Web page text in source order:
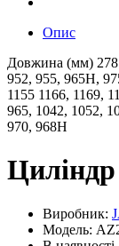
Опис
Довжина (мм) 278
952, 955, 965H,
1155 1166, 1169,
965, 1042, 1052,
970, 968H
Циліндр
Виробник:
Модель: